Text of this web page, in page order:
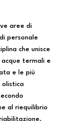
aree di
personale
che unisce
termali e
e le più
olistica
al riequilibrio